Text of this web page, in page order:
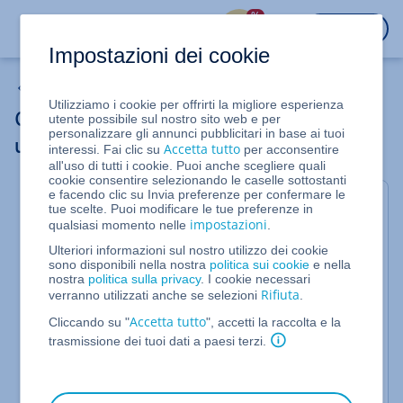
%
Cambio di tariffa: eseguire un upgrade (o
un downgrade) di un contratto
Se hai bisogno di più spazio web o di maggiori
servizi per il tuo contratto, puoi ordinare una tariffa
con maggiori prestazioni (eseguire un upgrade)
tramite lo Shop IONOS. Se lo desideri, è anche
possibile passare ad una tariffa con meno
prestazioni (downgrade).
Se invece desideri disdire completamente il
Impostazioni dei cookie
Utilizziamo i cookie per offrirti la migliore esperienza
utente possibile sul nostro sito web e per
personalizzare gli annunci pubblicitari in base ai tuoi
interessi. Fai clic suAccetta tutto per acconsentire
all'uso di tutti i cookie. Puoi anche scegliere quali
cookie consentire selezionando le caselle sottostanti
e facendo clic su Invia preferenze per confermare le
tue scelte. Puoi modificare le tue preferenze in
qualsiasi momento nelle impostazioni
Ulteriori informazioni sul nostro utilizzo dei cookie
sono disponibili nella nostra politica sui cookie e nella
nostra politica sulla privacy. I cookie necessari
verranno utilizzati anche se selezioni Rifiuta
Cliccando su "Accetta tutto", accetti la raccolta e la
trasmissione dei tuoi dati a paesi terzi.